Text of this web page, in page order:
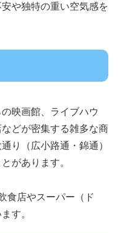
や独特の重い空気感を
映画館、ライブハウ
どが密集する雑多な商
り（広小路通・錦通）
があります。
食店やスーパー（ド
す。